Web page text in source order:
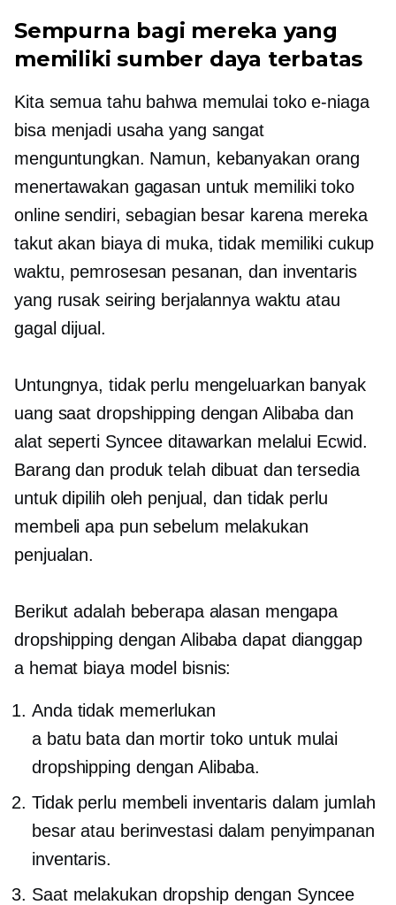
Sempurna bagi mereka yang
memiliki sumber daya terbatas
Kita semua tahu bahwa memulai toko e-niaga
bisa menjadi usaha yang sangat
menguntungkan. Namun, kebanyakan orang
menertawakan gagasan untuk memiliki toko
online sendiri, sebagian besar karena mereka
takut akan biaya di muka, tidak memiliki cukup
waktu, pemrosesan pesanan, dan inventaris
yang rusak seiring berjalannya waktu atau
gagal dijual.
Untungnya, tidak perlu mengeluarkan banyak
uang saat dropshipping dengan Alibaba dan
alat seperti Syncee ditawarkan melalui Ecwid.
Barang dan produk telah dibuat dan tersedia
untuk dipilih oleh penjual, dan tidak perlu
membeli apa pun sebelum melakukan
penjualan.
Berikut adalah beberapa alasan mengapa
dropshipping dengan Alibaba dapat dianggap
a hemat biayamodel bisnis:
Anda tidak memerlukan
a batu bata dan mortirtoko untuk mulai
dropshipping dengan Alibaba.
Tidak perlu membeli inventaris dalam jumlah
besar atau berinvestasi dalam penyimpanan
inventaris.
Saat melakukan dropship dengan Syncee